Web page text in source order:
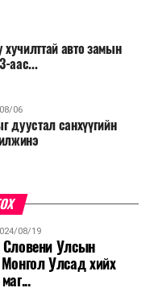
авто замын
аас...
06
дуустал санхүүгийн
08/19
Улсын
Улсад хийх